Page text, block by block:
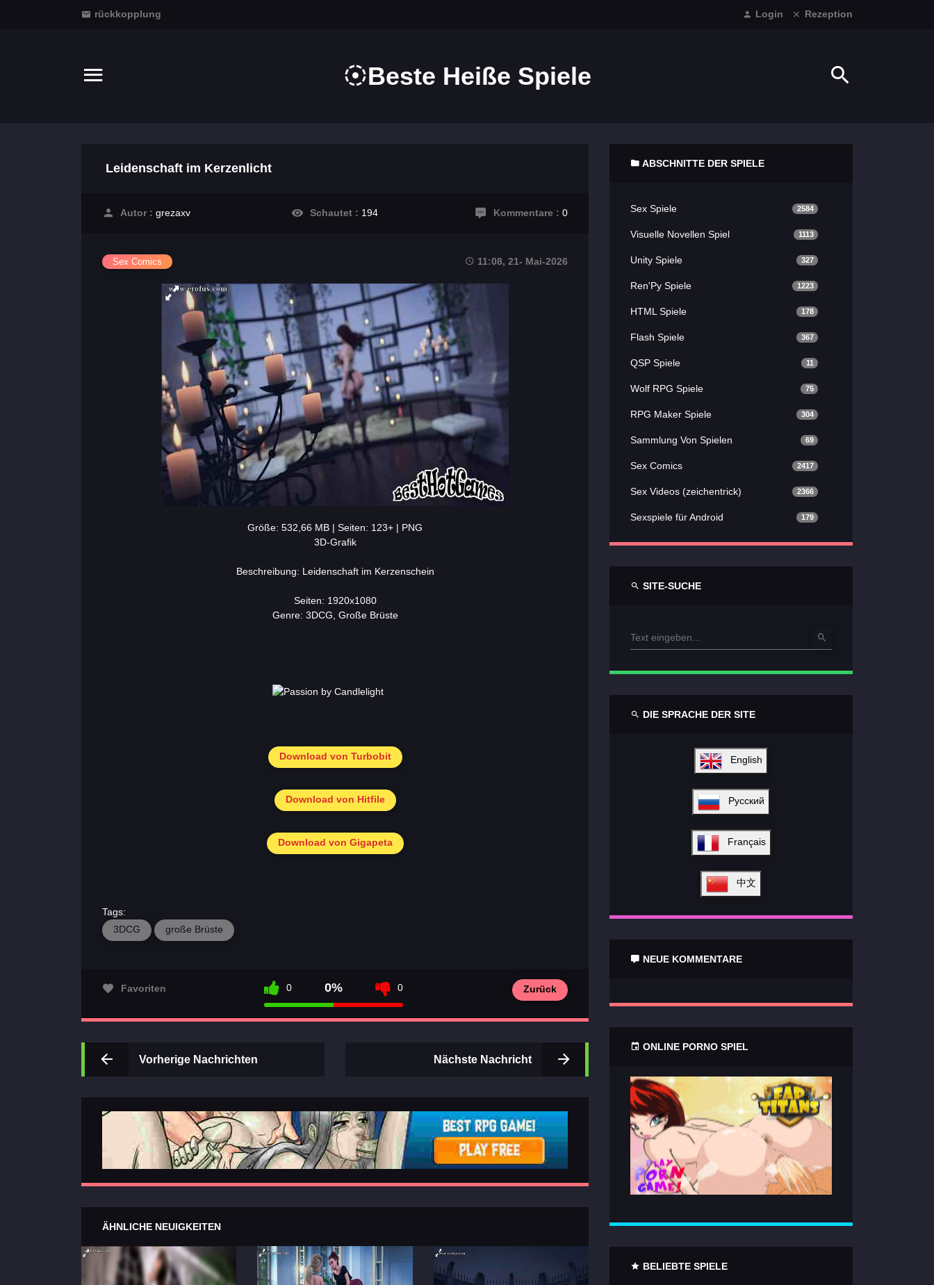
rückkopplung Login Rezeption
Beste Heiße Spiele
Leidenschaft im Kerzenlicht
Autor : grezaxv Schautet : 194 Kommentare : 0
Sex Comics 11:08, 21- Mai-2026
Größe: 532,66 MB | Seiten: 123+ | PNG
3D-Grafik
Beschreibung: Leidenschaft im Kerzenschein
Seiten: 1920x1080
Genre: 3DCG, Große Brüste
Download von Turbobit
Download von Hitfile
Download von Gigapeta
Tags:
3DCG
große Brüste
Favoriten 0 0% 0 Zurück
Vorherige Nachrichten Nächste Nachricht
ÄHNLICHE NEUIGKEITEN
ABSCHNITTE DER SPIELE
Sex Spiele 2584
Visuelle Novellen Spiel 1113
Unity Spiele 327
Ren'Py Spiele 1223
HTML Spiele 178
Flash Spiele 367
QSP Spiele 11
Wolf RPG Spiele 75
RPG Maker Spiele 304
Sammlung Von Spielen 69
Sex Comics 2417
Sex Videos (zeichentrick) 2366
Sexspiele für Android 179
SITE-SUCHE
DIE SPRACHE DER SITE
English
Русский
Français
中文
NEUE KOMMENTARE
ONLINE PORNO SPIEL
BELIEBTE SPIELE